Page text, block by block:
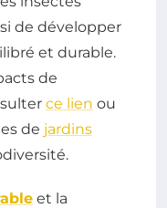
de développer
et durable.
de
ce lien ou
de jardins
et la